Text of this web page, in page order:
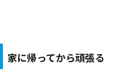
家に帰ってから頑張る